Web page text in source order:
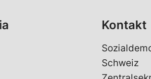
Kontakt
Schweiz